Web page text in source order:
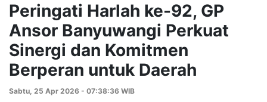
Peringati Harlah ke-92, GP
Ansor Banyuwangi Perkuat
Sinergi dan Komitmen
Berperan untuk Daerah
Sabtu, 25 Apr 2026 - 07:38:36 WIB